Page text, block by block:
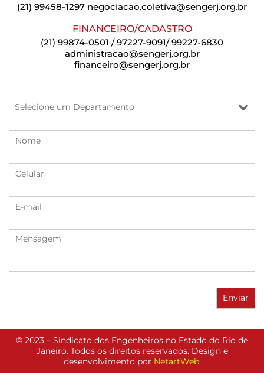
(21) 99458-1297 negociacao.coletiva@sengerj.org.br
FINANCEIRO/CADASTRO
(21) 99874-0501 / 97227-9091/ 99227-6830
administracao@sengerj.org.br
financeiro@sengerj.org.br
© 2023 – Sindicato dos Engenheiros no Estado do Rio de
Janeiro. Todos os direitos reservados. Design e
desenvolvimento por NetartWeb.